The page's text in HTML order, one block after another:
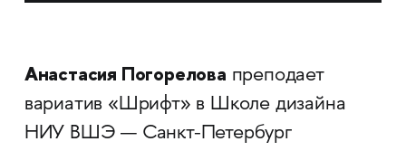
Анастасия Погорелова преподает
вариатив «Шрифт» в Школе дизайна
НИУ ВШЭ — Санкт-Петербург